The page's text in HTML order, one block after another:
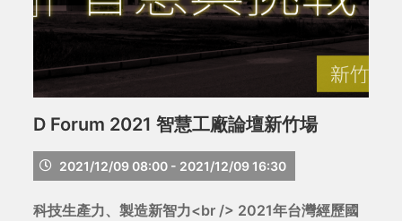
D Forum 2021 智慧工廠論壇新竹場
2021/12/09 08:00 - 2021/12/09 16:30
科技生產力、製造新智力<br /> 2021年台灣經歷國